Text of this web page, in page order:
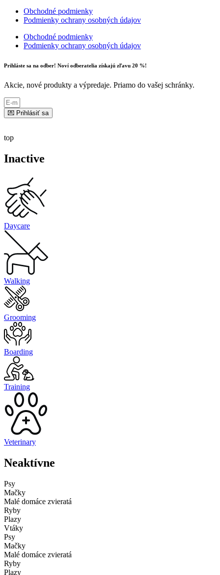
Obchodné podmienky
Podmienky ochrany osobných údajov
Obchodné podmienky
Podmienky ochrany osobných údajov
Prihláste sa na odber! Noví odberatelia získajú zľavu 20 %!
Akcie, nové produkty a výpredaje. Priamo do vašej schránky.
💌 Prihlásiť sa
top
Inactive
Daycare
Walking
Grooming
Boarding
Training
Veterinary
Neaktívne
Psy
Mačky
Malé domáce zvieratá
Ryby
Plazy
Vtáky
Psy
Mačky
Malé domáce zvieratá
Ryby
Plazy